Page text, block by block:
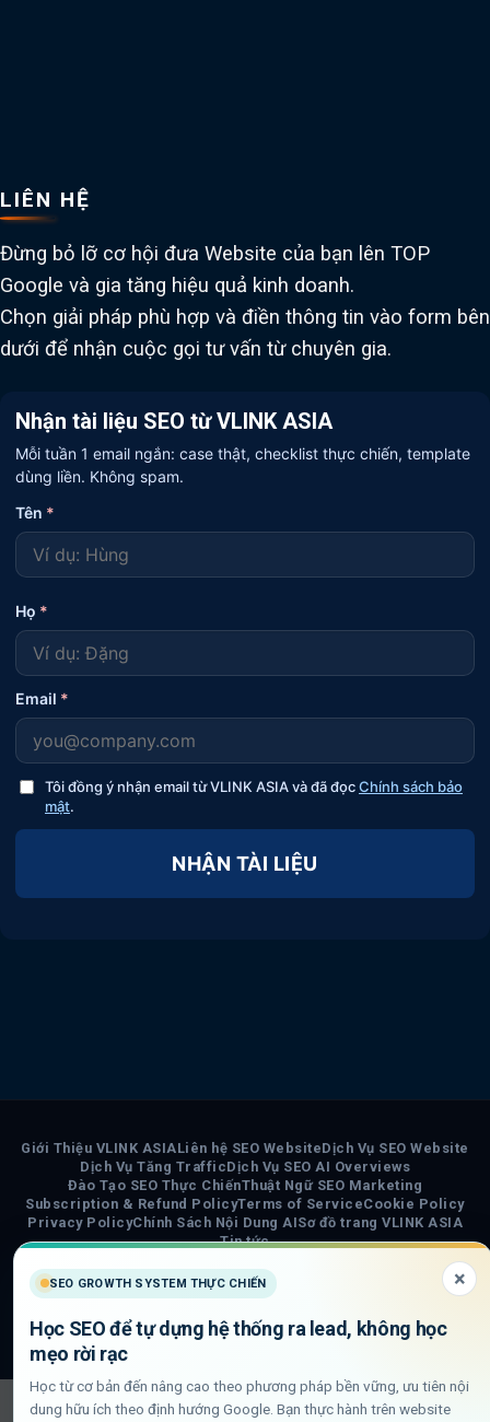
LIÊN HỆ
Đừng bỏ lỡ cơ hội đưa Website của bạn lên TOP
Google và gia tăng hiệu quả kinh doanh.
Chọn giải pháp phù hợp và điền thông tin vào form bên
dưới để nhận cuộc gọi tư vấn từ chuyên gia.
Nhận tài liệu SEO từ VLINK ASIA
Mỗi tuần 1 email ngắn: case thật, checklist thực chiến, template
dùng liền. Không spam.
Tên *
Họ *
Email *
Tôi đồng ý nhận email từ VLINK ASIA và đã đọcChính sách bảo
mật.
NHẬN TÀI LIỆU
Visa PayPal Stripe MasterCard
Cash
Giới Thiệu VLINK ASIALiên hệ SEO WebsiteDịch Vụ SEO Website
Dịch Vụ Tăng TrafficDịch Vụ SEO AI Overviews
Đào Tạo SEO Thực ChiếnThuật Ngữ SEO Marketing
Subscription & Refund PolicyTerms of ServiceCookie Policy
Privacy PolicyChính Sách Nội Dung AISơ đồ trang VLINK ASIA
Tin tức
COPYRIGHT 2026 ©VLINK ASIA
SEO GROWTH SYSTEM THỰC CHIẾN ×
Học SEO để tự dựng hệ thống ra lead, không học
mẹo rời rạc
Học từ cơ bản đến nâng cao theo phương pháp bền vững, ưu tiên nội
dung hữu ích theo định hướng Google. Bạn thực hành trên website